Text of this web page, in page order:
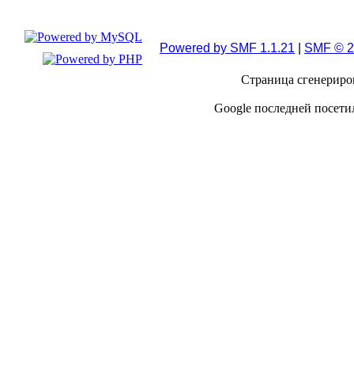
Powered by SMF 1.1.21 SMF ©
Страница
Google последней